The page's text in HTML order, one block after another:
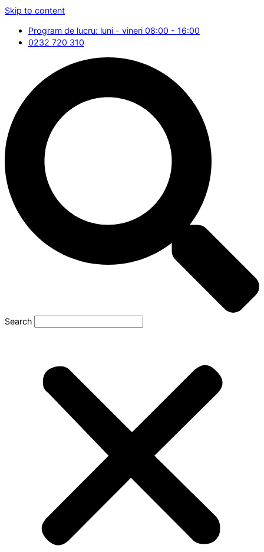
Skip to content
Program de lucru: luni - vineri 08:00 - 16:00
0232 720 310
Search